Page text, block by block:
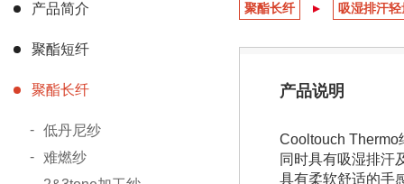
产品简介
聚酯短纤
聚酯长纤
低丹尼纱
难燃纱
聚酯长纤 吸湿排汗
产品说明
Cooltouch Thermo
同时具有吸湿排汗
具有柔软舒适的手